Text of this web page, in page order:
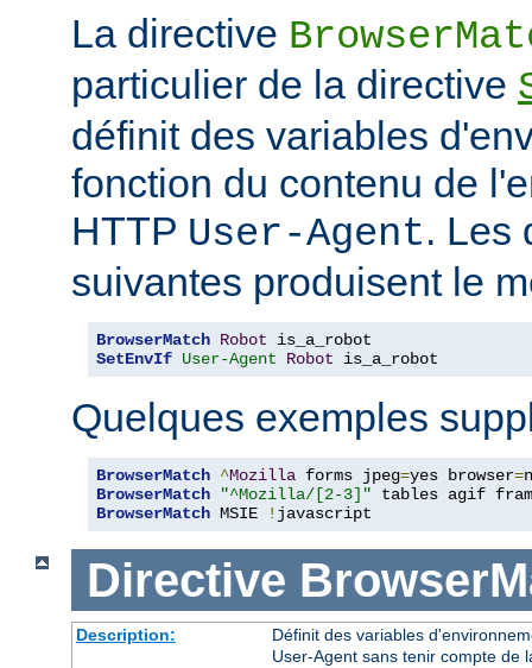
La directive
particulier de la directive
définit des variables
fonction du contenu de
HTTP User-Agent. Les
suivantes produisent le
BrowserMatch Robot
SetEnvIf User-Agent Robot is_a_robot
Quelques exemples
BrowserMatch ^Mozilla forms jpeg=yes browser=
BrowserMatch
"^Mozilla/[2-3]"
BrowserMatch MSIE ! javascript
Directive
Description:
Définit des variables
User-Agent sans tenir compte de